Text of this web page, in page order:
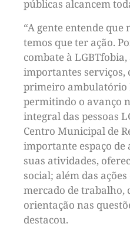
públicas alcancem
“A gente entende que
temos que ter ação.
combate à
importantes serviços,
primeiro ambulatório
permitindo o avanço
integral das pessoas
Centro Municipal de
importante espaço
suas atividades,
social; além das
mercado de trabalho,
orientação nas
destacou.